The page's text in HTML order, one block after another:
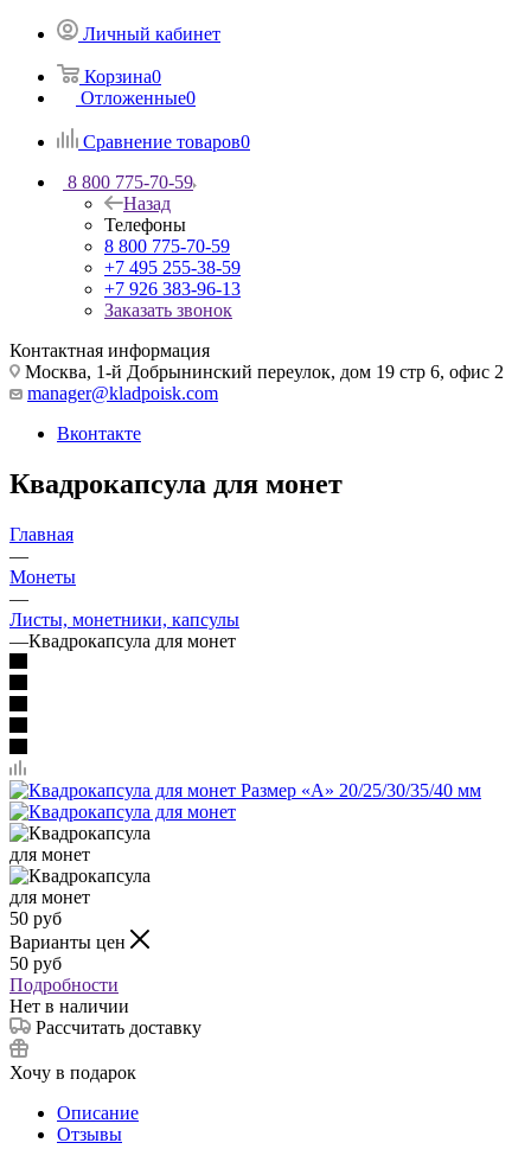
Личный кабинет
Корзина0
Отложенные0
Сравнение товаров0
8 800 775-70-59
Назад
Телефоны
8 800 775-70-59
+7 495 255-38-59
+7 926 383-96-13
Заказать звонок
Контактная информация
Москва, 1-й Добрынинский переулок, дом 19 стр 6, офис 2
manager@kladpoisk.com
Вконтакте
Квадрокапсула для монет
Главная
—
Монеты
—
Листы, монетники, капсулы
—Квадрокапсула для монет
50 руб
Варианты цен
50 руб
Подробности
Нет в наличии
Рассчитать доставку
Хочу в подарок
Описание
Отзывы